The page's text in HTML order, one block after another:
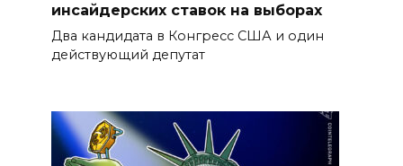
инсайдерских ставок на выборах
Два кандидата в Конгресс США и один
действующий депутат